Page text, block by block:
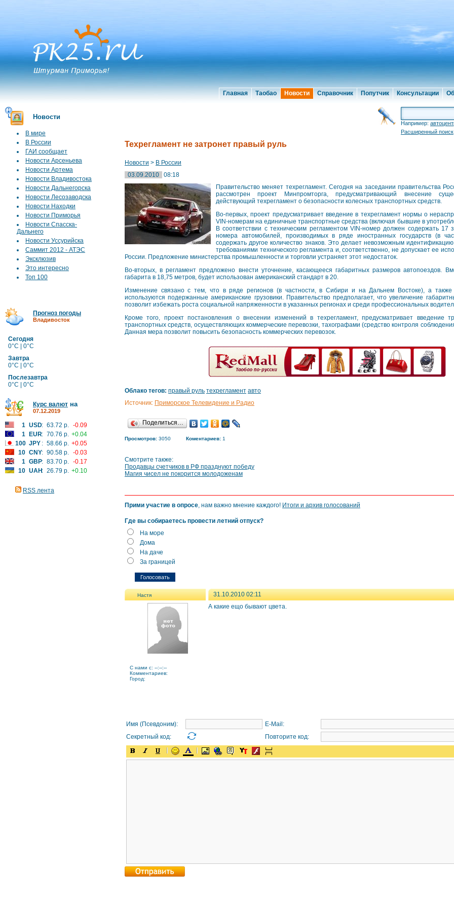
Главная Таобао Новости Справочник Попутчик Консультации
Новости
В мире
В России
ГАИ сообщает
Новости Арсеньева
Новости Артема
Новости Владивостока
Новости Дальнегорска
Новости Лесозаводска
Новости Находки
Новости Приморья
Новости Спасска-
Дальнего
Новости Уссурийска
Саммит 2012 - АТЭС
Эксклюзив
Это интересно
Топ 100
Прогноз погоды
Владивосток
Сегодня
0°C | 0°C
Завтра
0°C | 0°C
Послезавтра
0°C | 0°C
Курс валют на
07.12.2019
1 USD: 63.72 р. -0.09
1
EUR: 70.76 р. +0.04
100 JPY : 58.66 р. +0.05
10 CNY: 90.58 р. -0.03
1 GBP: 83.70 р. -0.17
10 UAH: 26.79 р. +0.10
RSS лента
Например:
Расширенный поиск
Техрегламент не затронет правый руль
Новости > В России
03.09.2010
08:18
Правительство меняет техрегламент. Сегодня на заседании правительства
рассмотрен проект Минпромторга, предусматривающий внесение
действующий техрегламент о безопасности колесных транспортных средств.
Во-первых, проект предусматривает введение в техрегламент нормы о
VIN-номерам на единичные транспортные средства (включая бывшие в
В соответствии с техническим регламентом VIN-номер должен содержать 17
номера автомобилей, производимых в ряде иностранных государств (в
содержать другое количество знаков. Это делает невозможным идентификацию
требованиями технического регламента и, соответственно, не допускает ее
России. Предложение министерства промышленности и торговли устраняет этот недостаток.
Во-вторых, в регламент предложено внести уточнение, касающееся габаритных размеров автопоездов.
габарита в 18,75 метров, будет использован американский стандарт в 20.
Изменение связано с тем, что в ряде регионов (в частности, в Сибири и на Дальнем Востоке), а также
используются подержанные американские грузовики. Правительство предполагает, что увеличение
позволит избежать роста социальной напряженности в указанных регионах и среди профессиональных
Кроме того, проект постановления о внесении изменений в техрегламент, предусматривает введение
транспортных средств, осуществляющих коммерческие перевозки, тахографами (средство контроля
Данная мера позволит повысить безопасность коммерческих перевозок.
Облако тегов: правый руль техрегламент авто
Источник: Приморское Телевидение и Радио
Поделиться…
Просмотров: 3050 Коментариев: 1
Смотрите также:
Продавцы счетчиков в РФ празднуют победу
Магия чисел не покорится молодоженам
Прими участие в опросе, нам важно мнение каждого! Итоги и архив голосований
Где вы собираетесь провести летний отпуск?
На море
Дома
На даче
За границей
Настя 31.10.2010 02:11
C нами с: --:--:--
Комментариев:
Город:
А какие ещо бывают цвета.
Имя (Псевдоним):
E-Mail:
Секретный код:
Повторите код: